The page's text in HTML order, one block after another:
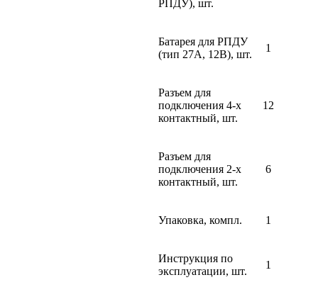
РПДУ), шт.
Батарея для РПДУ
(тип 27А, 12В), шт.
1
Разъем для
подключения 4-х
контактный, шт.
12
Разъем для
подключения 2-х
контактный, шт.
6
Упаковка, компл. 1
Инструкция по
эксплуатации, шт.
1